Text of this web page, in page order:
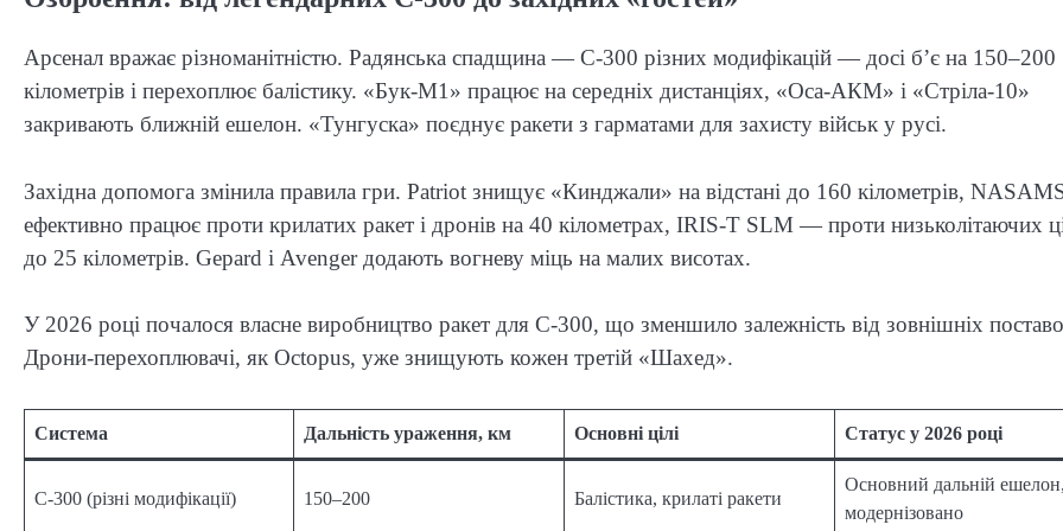
Арсенал вражає різноманітністю. Радянська спадщина — С-300 різних модифікацій — досі б’є на 150–200
кілометрів і перехоплює балістику. «Бук-М1» працює на середніх дистанціях, «Оса-АКМ» і «Стріла-10»
закривають ближній ешелон. «Тунгуска» поєднує ракети з гарматами для захисту військ у русі.
Західна допомога змінила правила гри. Patriot знищує «Кинджали» на відстані до 160 кілометрів,
ефективно працює проти крилатих ракет і дронів на 40 кілометрах, IRIS-T SLM — проти низьколітаючих
до 25 кілометрів. Gepard і Avenger додають вогневу міць на малих висотах.
У 2026 році почалося власне виробництво ракет для С-300, що зменшило залежність від зовнішніх
Дрони-перехоплювачі, як Octopus, уже знищують кожен третій «Шахед».
Система Дальність ураження, км Основні цілі Статус у 2026 році
С-300 (різні модифікації) 150–200 Балістика, крилаті ракети
Основний дальній ешелон,
модернізовано